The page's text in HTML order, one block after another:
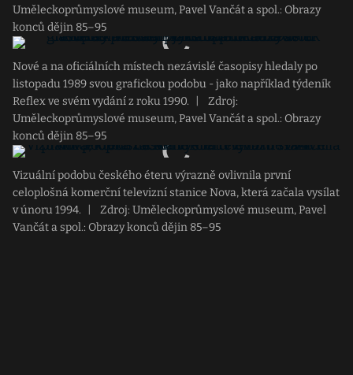
Uměleckoprůmyslové museum, Pavel Vančát a spol.: Obrazy
konců dějin 85–95
Nové a na oficiálních místech nezávislé časopisy hledaly po
listopadu 1989 svou grafickou podobu - jako například týdeník
Reflex ve svém vydání z roku 1990.
Zdroj:
Uměleckoprůmyslové museum, Pavel Vančát a spol.: Obrazy
konců dějin 85–95
Vizuální podobu českého éteru výrazně ovlivnila první
celoplošná komerční televizní stanice Nova, která začala vysílat
v únoru 1994.
Zdroj: Uměleckoprůmyslové museum, Pavel
Vančát a spol.: Obrazy konců dějin 85–95